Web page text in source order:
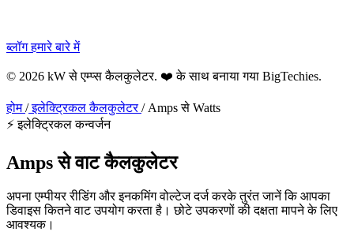
ब्लॉगहमारे बारे में
© 2026 kW से एम्प्स कैलकुलेटर. ❤️ के साथ बनाया गया BigTechies.
होम/इलेक्ट्रिकल कैलकुलेटर/Amps से Watts
⚡ इलेक्ट्रिकल कन्वर्जन
Amps सेवाटकैलकुलेटर
अपना एम्पीयर रीडिंग और इनकमिंग वोल्टेज दर्ज करके तुरंत जानें कि आपका
डिवाइस कितने वाट उपयोग करता है। छोटे उपकरणों की दक्षता मापने के लिए
आवश्यक।